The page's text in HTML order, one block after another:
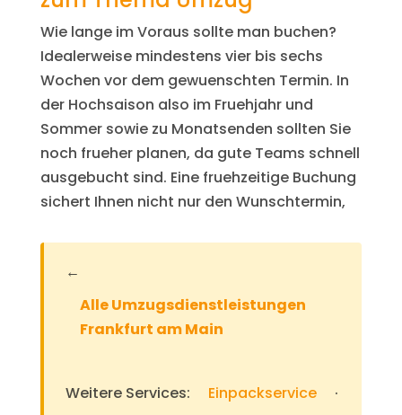
Wie lange im Voraus sollte man buchen?
Idealerweise mindestens vier bis sechs
Wochen vor dem gewuenschten Termin. In
der Hochsaison also im Fruehjahr und
Sommer sowie zu Monatsenden sollten Sie
noch frueher planen, da gute Teams schnell
ausgebucht sind. Eine fruehzeitige Buchung
sichert Ihnen nicht nur den Wunschtermin,
←
Alle Umzugsdienstleistungen
Frankfurt am Main
Weitere Services: Einpackservice ·